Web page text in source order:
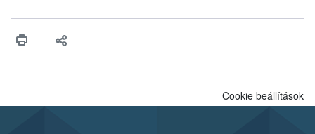
érésű szőlőkben is legyen lehetőség a károsító elleni további
felhasználók számára is elérhető és ökológiai termesztésben is
Cookie beállítások